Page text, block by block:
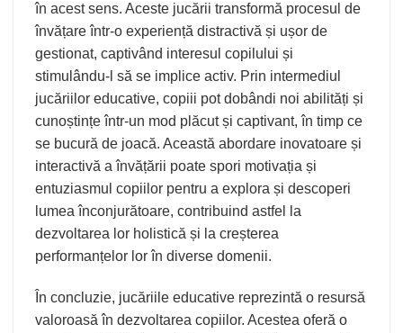
în acest sens. Aceste jucării transformă procesul de
învățare într-o experiență distractivă și ușor de
gestionat, captivând interesul copilului și
stimulându-l să se implice activ. Prin intermediul
jucăriilor educative, copiii pot dobândi noi abilități și
cunoștințe într-un mod plăcut și captivant, în timp ce
se bucură de joacă. Această abordare inovatoare și
interactivă a învățării poate spori motivația și
entuziasmul copiilor pentru a explora și descoperi
lumea înconjurătoare, contribuind astfel la
dezvoltarea lor holistică și la creșterea
performanțelor lor în diverse domenii.
În concluzie, jucăriile educative reprezintă o resursă
valoroasă în dezvoltarea copiilor. Acestea oferă o